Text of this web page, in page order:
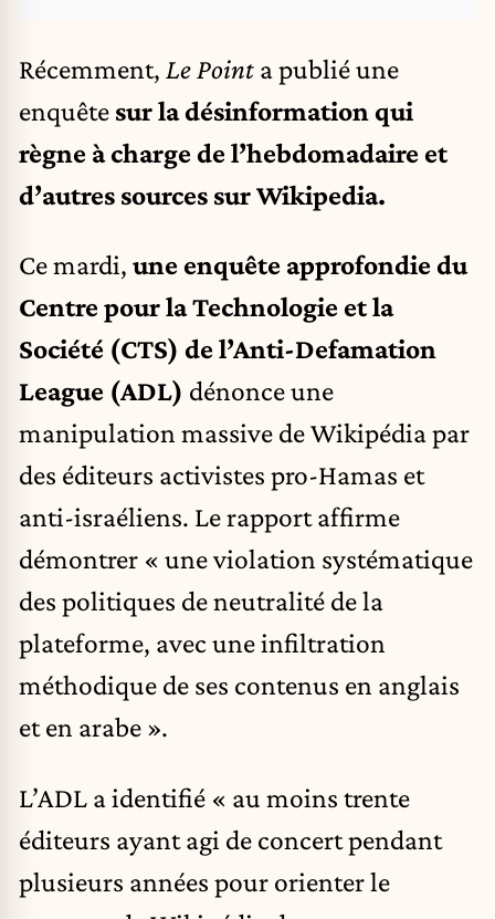
Récemment, Le Point a publié une
enquête sur la désinformation qui
règne à charge de l’hebdomadaire et
d’autres sources sur Wikipedia.
Ce mardi, une enquête approfondie du
Centre pour la Technologie et la
Société (CTS) de l’Anti-Defamation
League (ADL) dénonce une
manipulation massive de Wikipédia par
des éditeurs activistes pro-Hamas et
anti-israéliens. Le rapport affirme
démontrer « une violation systématique
des politiques de neutralité de la
plateforme, avec une infiltration
méthodique de ses contenus en anglais
et en arabe ».
L’ADL a identifié « au moins trente
éditeurs ayant agi de concert pendant
plusieurs années pour orienter le